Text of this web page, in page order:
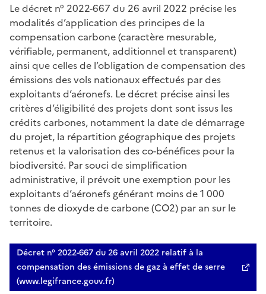
Le décret n° 2022-667 du 26 avril 2022 précise les
modalités d’application des principes de la
compensation carbone (caractère mesurable,
vérifiable, permanent, additionnel et transparent)
ainsi que celles de l’obligation de compensation des
émissions des vols nationaux effectués par des
exploitants d’aéronefs. Le décret précise ainsi les
critères d’éligibilité des projets dont sont issus les
crédits carbones, notamment la date de démarrage
du projet, la répartition géographique des projets
retenus et la valorisation des co-bénéfices pour la
biodiversité. Par souci de simplification
administrative, il prévoit une exemption pour les
exploitants d’aéronefs générant moins de 1 000
tonnes de dioxyde de carbone (CO2) par an sur le
territoire.
Décret n° 2022-667 du 26 avril 2022 relatif à la
compensation des émissions de gaz à effet de serre
(www.legifrance.gouv.fr)